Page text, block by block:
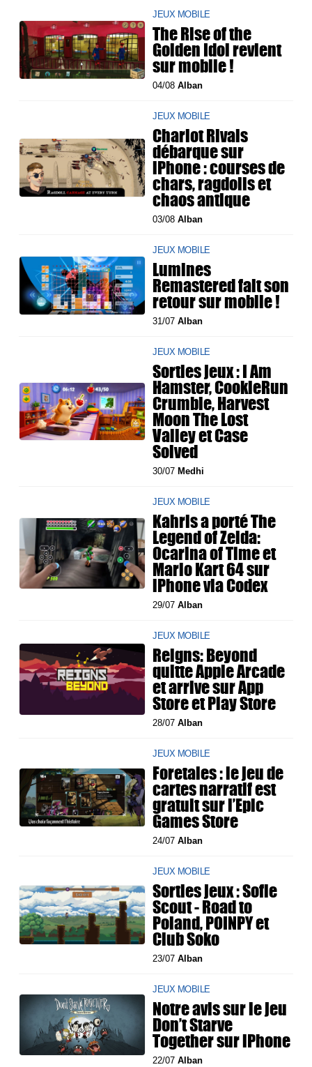
JEUX MOBILE
The Rise of the
Golden Idol revient
sur mobile !
04/08Alban
JEUX MOBILE
Chariot Rivals
débarque sur
iPhone : courses de
chars, ragdolls et
chaos antique
03/08Alban
JEUX MOBILE
Lumines
Remastered fait son
retour sur mobile !
31/07Alban
JEUX MOBILE
Sorties jeux : I Am
Hamster, CookieRun
Crumble, Harvest
Moon The Lost
Valley et Case
Solved
30/07 Medhi
JEUX MOBILE
Kahris a porté The
Legend of Zelda:
Ocarina of Time et
Mario Kart 64 sur
iPhone via Codex
29/07Alban
JEUX MOBILE
Reigns: Beyond
quitte Apple Arcade
et arrive sur App
Store et Play Store
28/07Alban
JEUX MOBILE
Foretales : le jeu de
cartes narratif est
gratuit sur l’Epic
Games Store
24/07Alban
JEUX MOBILE
Sorties jeux : Sofie
Scout - Road to
Poland, POINPY et
Club Soko
23/07Alban
JEUX MOBILE
Notre avis sur le jeu
Don’t Starve
Together sur iPhone
22/07Alban